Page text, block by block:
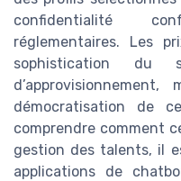
confidentialité
réglementaires. Les
sophistication du
démocratisation de
comprendre comment
gestion des talents, il
applications de